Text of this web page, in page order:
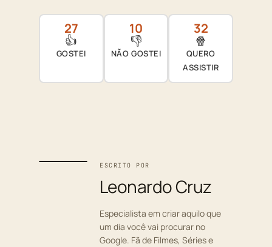
27
👍
GOSTEI
10
👎
NÃO GOSTEI
32
🍿
QUERO
ASSISTIR
ESCRITO POR
Leonardo Cruz
Especialista em criar aquilo que
um dia você vai procurar no
Google. Fã de Filmes, Séries e